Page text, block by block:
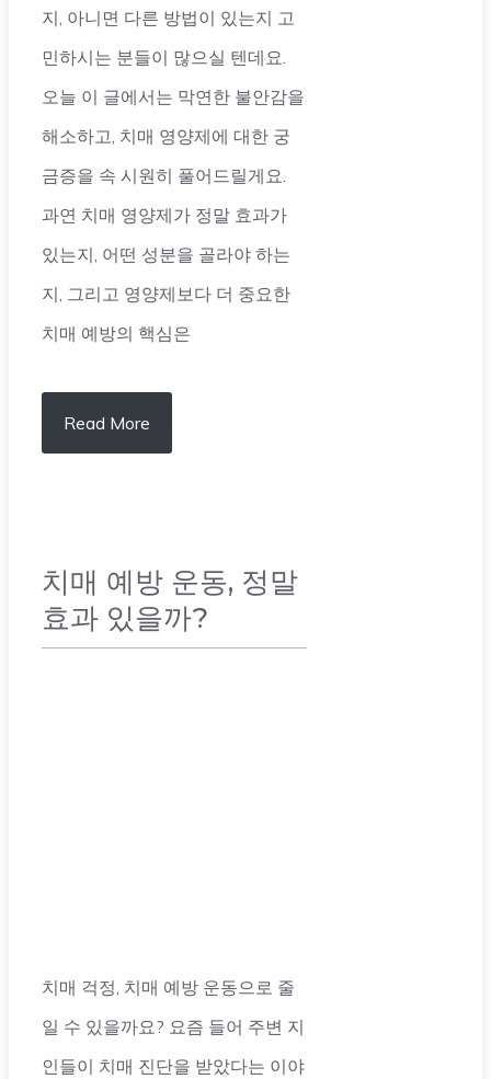
지, 아니면 다른 방법이 있는지 고
민하시는 분들이 많으실 텐데요.
오늘 이 글에서는 막연한 불안감을
해소하고, 치매 영양제에 대한 궁
금증을 속 시원히 풀어드릴게요.
과연 치매 영양제가 정말 효과가
있는지, 어떤 성분을 골라야 하는
지, 그리고 영양제보다 더 중요한
치매 예방의 핵심은
Read More
치매 예방 운동, 정말
효과 있을까?
치매 걱정, 치매 예방 운동으로 줄
일 수 있을까요? 요즘 들어 주변 지
인들이 치매 진단을 받았다는 이야